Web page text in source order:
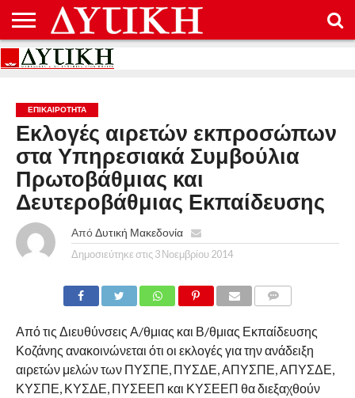
ΑΡΧΙΚΉ
ΕΠΙΚΟΙΝΩΝΊΑ
ΌΡΟΙ
ΠΡΟΣΤΑΣΊΑ
ΕΠΙΚΑΙΡΟΤΗΤΑ
Εκλογές αιρετών εκπροσώπων
στα Υπηρεσιακά Συμβούλια
Πρωτοβάθμιας και
Δευτεροβάθμιας Εκπαίδευσης
Από Δυτική Μακεδονία
Δημοσιεύτηκε στις 3 Νοεμβρίου 2014
Από τις Διευθύνσεις Α/θμιας και Β/θμιας Εκπαίδευσης
Κοζάνης ανακοινώνεται ότι οι εκλογές για την ανάδειξη
αιρετών μελών των ΠΥΣΠΕ, ΠΥΣΔΕ, ΑΠΥΣΠΕ, ΑΠΥΣΔΕ,
ΚΥΣΠΕ, ΚΥΣΔΕ, ΠΥΣΕΕΠ και ΚΥΣΕΕΠ θα διεξαχθούν